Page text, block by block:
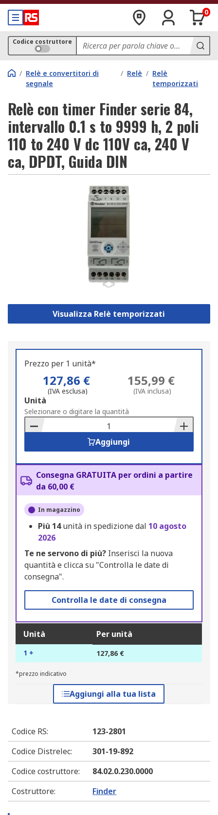
0
Codice costruttore
/ Relè e convertitori di
segnale
/ Relè / Relè
temporizzati
Relè con timer Finder serie 84,
intervallo 0.1 s to 9999 h, 2 poli
110 to 240 V dc 110V ca, 240 V
ca, DPDT, Guida DIN
Visualizza Relè temporizzati
Prezzo per 1 unità*
127,86 €
(IVA esclusa)
155,99 €
(IVA inclusa)
Add
to
Basket
Unità
Selezionare o digitare la quantità
Aggiungi
Consegna GRATUITA per ordini a partire
da 60,00 €
In magazzino
Più 14unità in spedizione dal 10 agosto
2026
Te ne servono di più? Inserisci la nuova
quantità e clicca su "Controlla le date di
consegna".
Controlla le date di consegna
Unità Per unità
1 + 127,86 €
*prezzo indicativo
Aggiungi alla tua lista
Codice RS:
123-2801
Codice Distrelec:
301-19-892
Codice costruttore:
84.02.0.230.0000
Costruttore: Finder